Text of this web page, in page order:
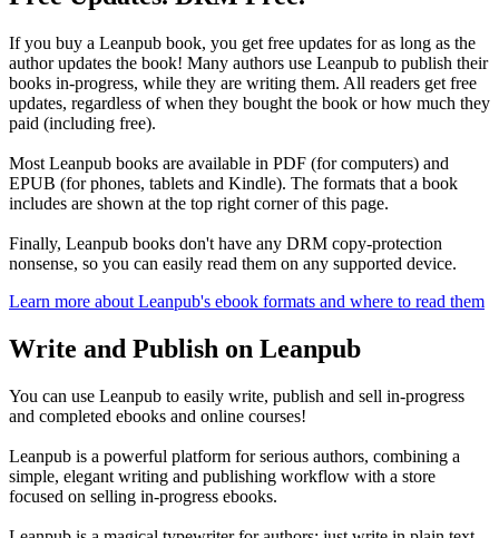
If you buy a Leanpub book, you get free updates for as long as the
author updates the book! Many authors use Leanpub to publish their
books in-progress, while they are writing them. All readers get free
updates, regardless of when they bought the book or how much they
paid (including free).
Most Leanpub books are available in PDF (for computers) and
EPUB (for phones, tablets and Kindle). The formats that a book
includes are shown at the top right corner of this page.
Finally, Leanpub books don't have any DRM copy-protection
nonsense, so you can easily read them on any supported device.
Learn more about Leanpub's ebook formats and where to read them
Write and Publish on Leanpub
You can use Leanpub to easily write, publish and sell in-progress
and completed ebooks and online courses!
Leanpub is a powerful platform for serious authors, combining a
simple, elegant writing and publishing workflow with a store
focused on selling in-progress ebooks.